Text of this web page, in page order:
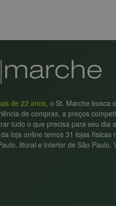
de 22 anos, o St. Marche busca
de compras, a preços
tudo o que precisa para seu dia
loja online temos 31 lojas físicas
litoral e interior de São Paulo.